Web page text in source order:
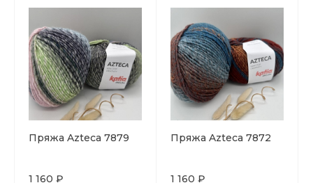
Пряжа Azteca 7879
1 160 ₽
Пряжа Azteca 7872
1 160 ₽